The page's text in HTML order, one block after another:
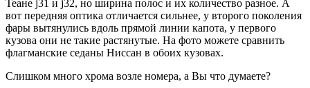
Теане j31 и j32, но ширина полос и их количество разное. А
вот передняя оптика отличается сильнее, у второго поколения
фары вытянулись вдоль прямой линии капота, у первого
кузова они не такие растянутые. На фото можете сравнить
флагманские седаны Ниссан в обоих кузовах.
Слишком много хрома возле номера, а Вы что думаете?